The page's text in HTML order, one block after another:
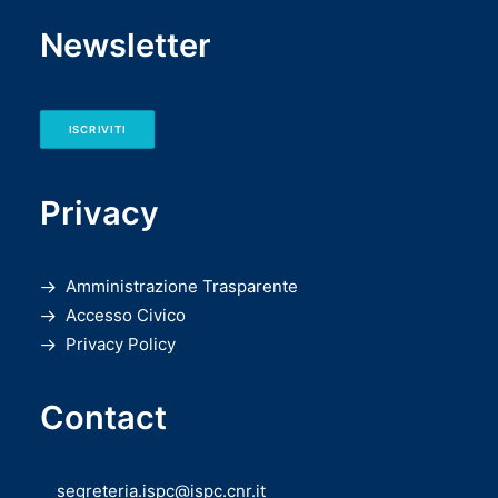
Newsletter
ISCRIVITI
Privacy
Amministrazione Trasparente
Accesso Civico
Privacy Policy
Contact
segreteria.ispc@ispc.cnr.it